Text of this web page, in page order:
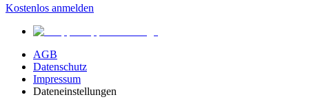
Kostenlos anmelden
AGB
Datenschutz
Impressum
Dateneinstellungen